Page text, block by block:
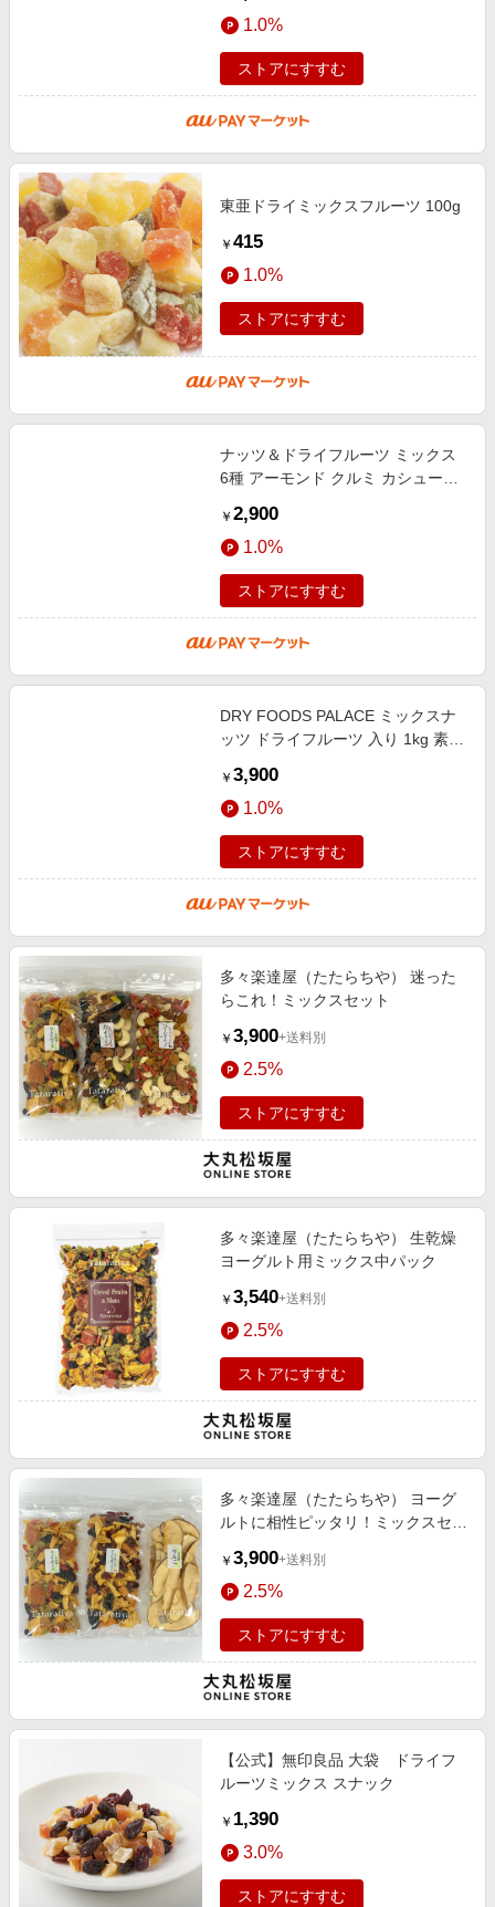
み
1.0%
ストアにすすむ
東亜ドライミックスフルーツ 100g
￥ 415
1.0%
ストアにすすむ
ナッツ＆ドライフルーツ ミックス
6種 アーモンド クルミ カシューナ
チップス 国内製造 チャック付き
￥ 2,900
1.0%
ストアにすすむ
DRY FOODS PALACE ミックスナ
ッツ ドライフルーツ 入り 1kg 素焼
ナッツ ローストアーモンド 生くる
み
￥ 3,900
1.0%
ストアにすすむ
多々楽達屋（たたらちや） 迷った
らこれ！ミックスセット
￥ 3,900+送料別
2.5%
ストアにすすむ
多々楽達屋（たたらちや） 生乾燥
ヨーグルト用ミックス中パック
￥ 3,540+送料別
2.5%
ストアにすすむ
多々楽達屋（たたらちや） ヨーグ
ルトに相性ピッタリ！ミックスセッ
￥ 3,900+送料別
2.5%
ストアにすすむ
【公式】無印良品 大袋 ドライフ
ルーツミックス スナック
￥ 1,390
3.0%
ストアにすすむ